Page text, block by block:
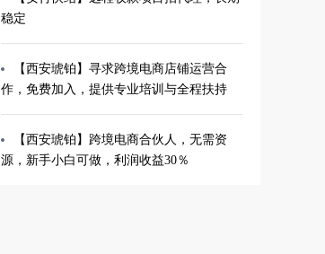
稳定
【西安琥铂】寻求跨境电商店铺运营合
作，免费加入，提供专业培训与全程扶持
【西安琥铂】跨境电商合伙人，无需资
源，新手小白可做，利润收益30％